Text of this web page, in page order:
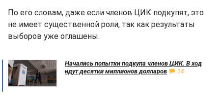
По его словам, даже если членов ЦИК подкупят, это
не имеет существенной роли, так как результаты
выборов уже оглашены.
Начались попытки подкупа членов ЦИК. В ход
идут десятки миллионов долларов
14